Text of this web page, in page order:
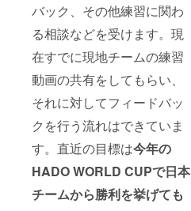
バック、その他練習に関わ
る相談などを受けます。現
在すでに現地チームの練習
動画の共有をしてもらい、
それに対してフィードバッ
クを行う流れはできていま
す。直近の目標は今年の
HADO WORLD CUPで日本
チームから勝利を挙げても